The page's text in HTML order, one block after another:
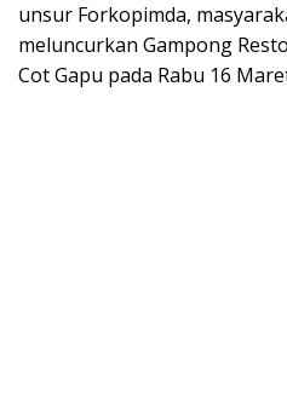
unsur Forkopimda,
meluncurkan Gampong
Cot Gapu pada Rabu 16